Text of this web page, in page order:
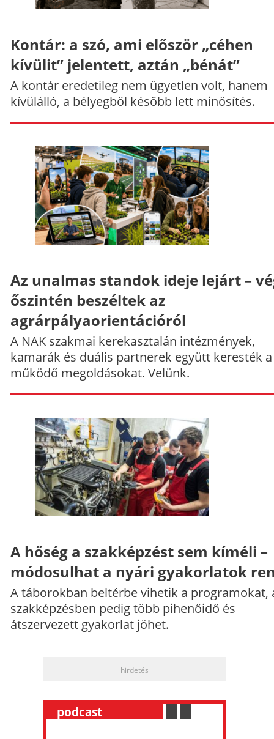
Kontár: a szó, ami először „céhen
kívülit” jelentett, aztán „bénát”
A kontár eredetileg nem ügyetlen volt, hanem
kívülálló, a bélyegből később lett minősítés.
Az unalmas standok ideje lejárt –
őszintén beszéltek az
agrárpályaorientációról
A NAK szakmai kerekasztalán intézmények,
kamarák és duális partnerek együtt keresték a
működő megoldásokat. Velünk.
A hőség a szakképzést sem kíméli –
módosulhat a nyári gyakorlatok
A táborokban beltérbe vihetik a programokat,
szakképzésben pedig több pihenőidő és
átszervezett gyakorlat jöhet.
hirdetés
podcast